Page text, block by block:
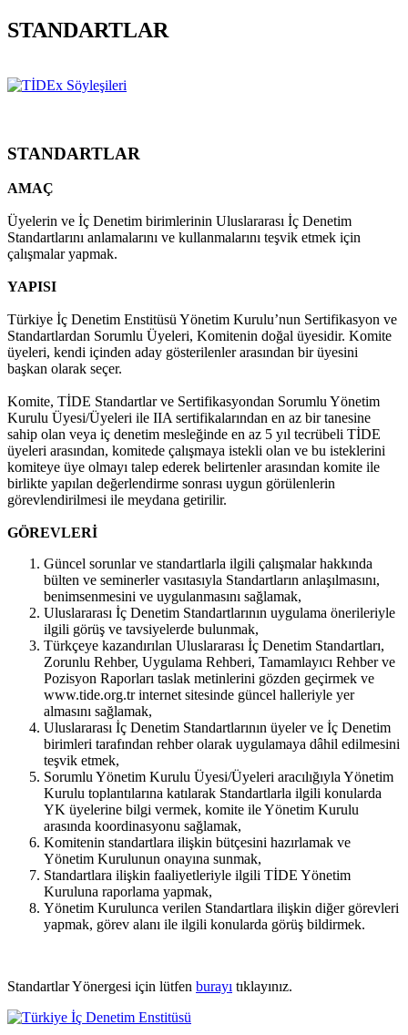
STANDARTLAR
STANDARTLAR
AMAÇ
Üyelerin ve İç Denetim birimlerinin Uluslararası İç Denetim
Standartlarını anlamalarını ve kullanmalarını teşvik etmek için
çalışmalar yapmak.
YAPISI
Türkiye İç Denetim Enstitüsü Yönetim Kurulu’nun Sertifikasyon ve
Standartlardan Sorumlu Üyeleri, Komitenin doğal üyesidir. Komite
üyeleri, kendi içinden aday gösterilenler arasından bir üyesini
başkan olarak seçer.
Komite, TİDE Standartlar ve Sertifikasyondan Sorumlu Yönetim
Kurulu Üyesi/Üyeleri ile IIA sertifikalarından en az bir tanesine
sahip olan veya iç denetim mesleğinde en az 5 yıl tecrübeli TİDE
üyeleri arasından, komitede çalışmaya istekli olan ve bu isteklerini
komiteye üye olmayı talep ederek belirtenler arasından komite ile
birlikte yapılan değerlendirme sonrası uygun görülenlerin
görevlendirilmesi ile meydana getirilir.
GÖREVLERİ
Güncel sorunlar ve standartlarla ilgili çalışmalar hakkında
bülten ve seminerler vasıtasıyla Standartların anlaşılmasını,
benimsenmesini ve uygulanmasını sağlamak,
Uluslararası İç Denetim Standartlarının uygulama önerileriyle
ilgili görüş ve tavsiyelerde bulunmak,
Türkçeye kazandırılan Uluslararası İç Denetim Standartları,
Zorunlu Rehber, Uygulama Rehberi, Tamamlayıcı Rehber ve
Pozisyon Raporları taslak metinlerini gözden geçirmek ve
www.tide.org.tr internet sitesinde güncel halleriyle yer
almasını sağlamak,
Uluslararası İç Denetim Standartlarının üyeler ve İç Denetim
birimleri tarafından rehber olarak uygulamaya dâhil edilmesini
teşvik etmek,
Sorumlu Yönetim Kurulu Üyesi/Üyeleri aracılığıyla Yönetim
Kurulu toplantılarına katılarak Standartlarla ilgili konularda
YK üyelerine bilgi vermek, komite ile Yönetim Kurulu
arasında koordinasyonu sağlamak,
Komitenin standartlara ilişkin bütçesini hazırlamak ve
Yönetim Kurulunun onayına sunmak,
Standartlara ilişkin faaliyetleriyle ilgili TİDE Yönetim
Kuruluna raporlama yapmak,
Yönetim Kurulunca verilen Standartlara ilişkin diğer görevleri
yapmak, görev alanı ile ilgili konularda görüş bildirmek.
Standartlar Yönergesi için lütfen burayı tıklayınız.